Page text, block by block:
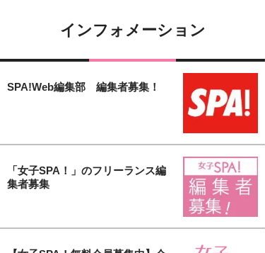
インフォメーション
SPA!Web編集部 編集者募集！
「女子SPA！」のフリーランス編
集者募集